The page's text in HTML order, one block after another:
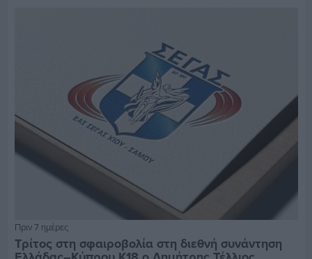
Πριν 7 ημέρες
Τρίτος στη σφαιροβολία στη διεθνή συνάντηση